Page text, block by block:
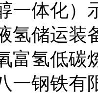
一体化）
氢储运装
富氢低碳
一钢铁有